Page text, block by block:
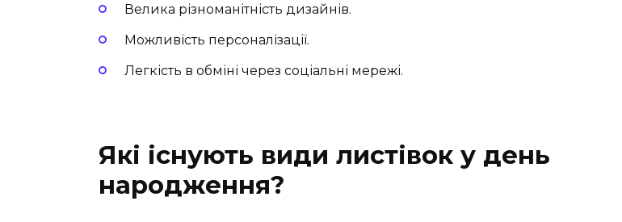
Велика різноманітність дизайнів.
Можливість персоналізації.
Легкість в обміні через соціальні мережі.
Які існують види листівок у день
народження?